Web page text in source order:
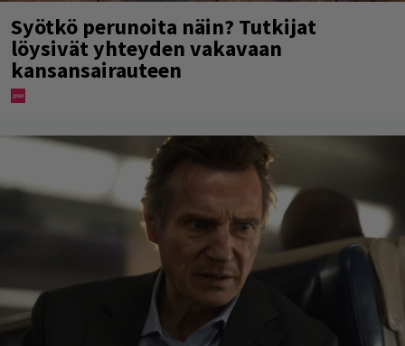
Syötkö perunoita näin? Tutkijat
löysivät yhteyden vakavaan
kansansairauteen